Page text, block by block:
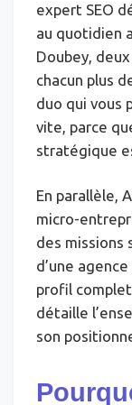
expert SEO
au quotidien
Doubey,
chacun plus
duo qui vous
vite, parce
stratégique
En parallèle,
micro-
des missions
d’une
profil
détaille
son